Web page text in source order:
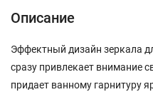
Описание
Эффектный дизайн зеркала
сразу привлекает внимание
придает ванному гарнитуру